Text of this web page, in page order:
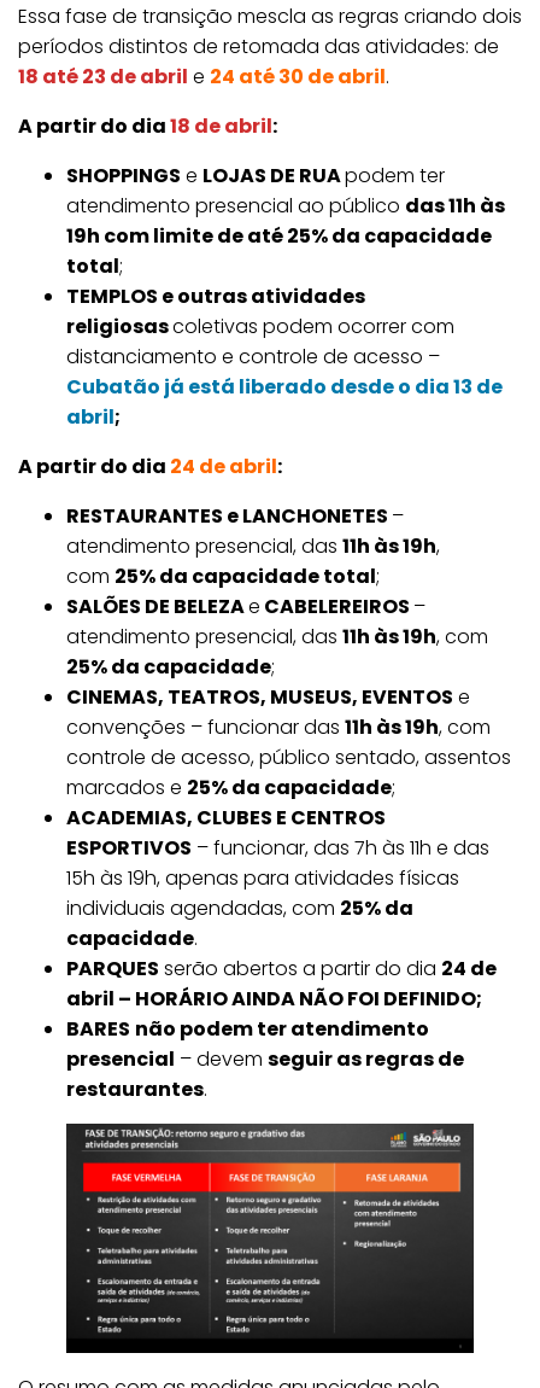
Essa fase de transição mescla as regras criando dois
períodos distintos de retomada das atividades: de
18 até 23 de abril e 24 até 30 de abril.
A partir do dia18 de abril:
SHOPPINGS e LOJAS DE RUApodem ter
atendimento presencial ao público das 11h às
19h com limite de até 25% da capacidade
total;
TEMPLOS e outras atividades
religiosascoletivas podem ocorrer com
distanciamento e controle de acesso –
Cubatão já está liberado desde o dia 13 de
abril;
A partir do dia 24 de abril:
RESTAURANTES e LANCHONETES –
atendimento presencial, das 11h às 19h,
com 25% da capacidade total;
SALÕES DE BELEZAe CABELEREIROS –
atendimento presencial, das 11h às 19h, com
25% da capacidade;
CINEMAS, TEATROS, MUSEUS, EVENTOS e
convenções – funcionar das 11h às 19h, com
controle de acesso, público sentado, assentos
marcados e 25% da capacidade;
ACADEMIAS, CLUBES E CENTROS
ESPORTIVOS – funcionar, das 7h às 11h e das
15h às 19h, apenas para atividades físicas
individuais agendadas, com 25% da
capacidade.
PARQUES serão abertos a partir do dia 24 de
abril – HORÁRIO AINDA NÃO FOI DEFINIDO;
BARES não podem ter atendimento
presencial – devem seguir as regras de
restaurantes.